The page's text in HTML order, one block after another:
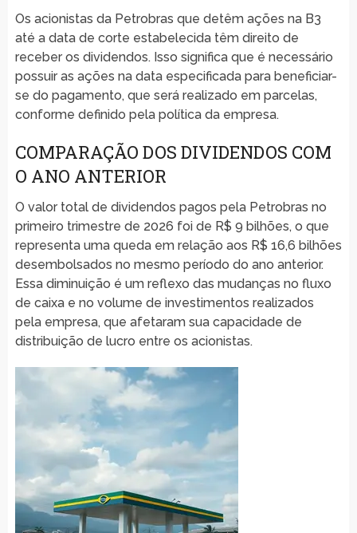
Os acionistas da Petrobras que detêm ações na B3
até a data de corte estabelecida têm direito de
receber os dividendos. Isso significa que é necessário
possuir as ações na data especificada para beneficiar-
se do pagamento, que será realizado em parcelas,
conforme definido pela política da empresa.
COMPARAÇÃO DOS DIVIDENDOS COM
O ANO ANTERIOR
O valor total de dividendos pagos pela Petrobras no
primeiro trimestre de 2026 foi de R$ 9 bilhões, o que
representa uma queda em relação aos R$ 16,6 bilhões
desembolsados no mesmo período do ano anterior.
Essa diminuição é um reflexo das mudanças no fluxo
de caixa e no volume de investimentos realizados
pela empresa, que afetaram sua capacidade de
distribuição de lucro entre os acionistas.